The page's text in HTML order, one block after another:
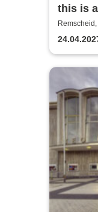
this is
Otto
Remscheid